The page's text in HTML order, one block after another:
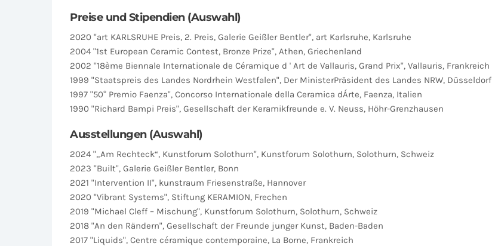
Preise und Stipendien (Auswahl)
2020 "art KARLSRUHE Preis, 2. Preis, Galerie Geißler Bentler", art Karlsruhe, Karlsruhe
2004 "1st European Ceramic Contest, Bronze Prize", Athen, Griechenland
2002 "18ème Biennale Internationale de Céramique d ' Art de Vallauris, Grand Prix", Vallauris, Frankreich
1999 "Staatspreis des Landes Nordrhein Westfalen", Der MinisterPräsident des Landes NRW, Düsseldorf
1997 "50° Premio Faenza", Concorso Internationale della Ceramica dÁrte, Faenza, Italien
1990 "Richard Bampi Preis", Gesellschaft der Keramikfreunde e. V. Neuss, Höhr-Grenzhausen
Ausstellungen (Auswahl)
2024 "„Am Rechteck“, Kunstforum Solothurn", Kunstforum Solothurn, Solothurn, Schweiz
2023 "Built", Galerie Geißler Bentler, Bonn
2021 "Intervention II", kunstraum Friesenstraße, Hannover
2020 "Vibrant Systems", Stiftung KERAMION, Frechen
2019 "Michael Cleff – Mischung", Kunstforum Solothurn, Solothurn, Schweiz
2018 "An den Rändern", Gesellschaft der Freunde junger Kunst, Baden-Baden
2017 "Liquids", Centre céramique contemporaine, La Borne, Frankreich